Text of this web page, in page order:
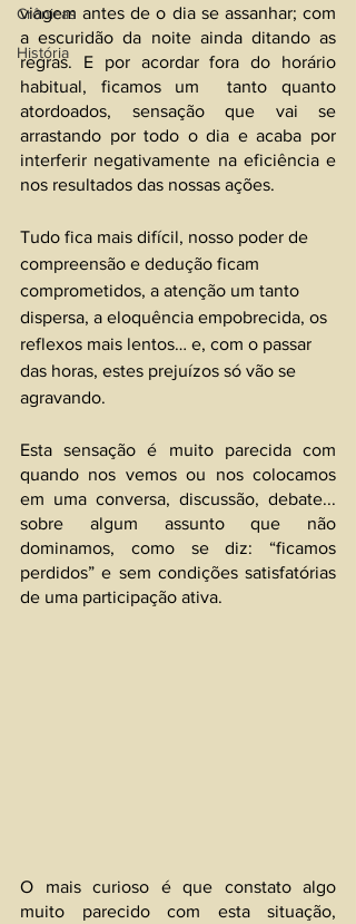
Crônicas
História
viagem antes de o dia se assanhar; com
a escuridão da noite ainda ditando as
regras. E por acordar fora do horário
habitual, ficamos um  tanto quanto
atordoados, sensação que vai se
arrastando por todo o dia e acaba por
interferir negativamente na eficiência e
nos resultados das nossas ações.
Tudo fica mais difícil, nosso poder de
compreensão e dedução ficam
comprometidos, a atenção um tanto
dispersa, a eloquência empobrecida, os
reflexos mais lentos… e, com o passar
das horas, estes prejuízos só vão se
agravando.
Esta sensação é muito parecida com
quando nos vemos ou nos colocamos
em uma conversa, discussão, debate...
sobre algum assunto que não
dominamos, como se diz: “ficamos
perdidos” e sem condições satisfatórias
de uma participação ativa.
O mais curioso é que constato algo
muito parecido com esta situação,